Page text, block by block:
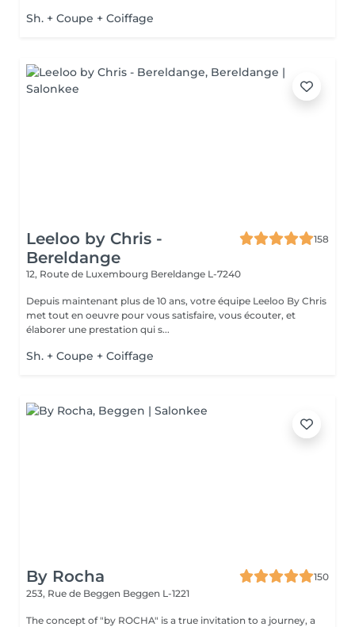
Sh. + Coupe + Coiffage
Leeloo by Chris -
Bereldange
158
12, Route de Luxembourg Bereldange L-7240
Depuis maintenant plus de 10 ans, votre équipe Leeloo By Chris
met tout en oeuvre pour vous satisfaire, vous écouter, et
élaborer une prestation qui s...
Sh. + Coupe + Coiffage
By Rocha
150
253, Rue de Beggen Beggen L-1221
The concept of "by ROCHA" is a true invitation to a journey, a